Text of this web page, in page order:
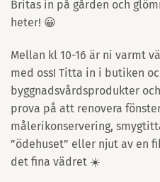
Britas in på gården och
heter! 😀
Mellan kl 10-16 är ni varmt
med oss! Titta in i butiken
byggnadsvårdsprodukter
prova på att renovera
målerikonservering,
”ödehuset” eller njut av en
det fina vädret ☀️